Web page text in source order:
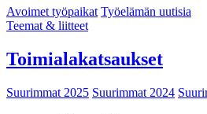
Avoimet työpaikat Työelämän uutisia
Teemat & liitteet
Toimialakatsaukset
Suurimmat 2025 Suurimmat 2024